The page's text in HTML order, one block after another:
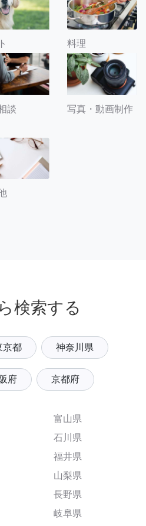
料理
談 写真・動画制作
検索する
京都 神奈川県
府 京都府
富山県
石川県
福井県
山梨県
長野県
岐阜県